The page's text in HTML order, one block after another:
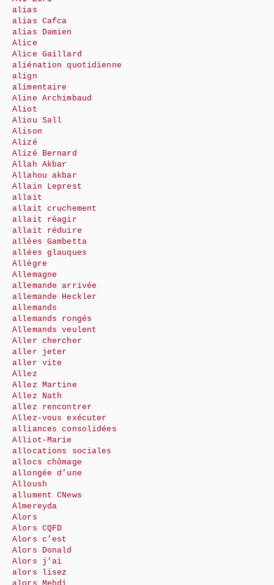
alias
alias Cafca
alias Damien
Alice
Alice Gaillard
aliénation quotidienne
align
alimentaire
Aline Archimbaud
Aliot
Aliou Sall
Alison
Alizé
Alizé Bernard
Allah Akbar
Allahou akbar
Allain Leprest
allait
allait cruchement
allait réagir
allait réduire
allées Gambetta
allées glauques
Allègre
Allemagne
allemande arrivée
allemande Heckler
allemands
allemands rongés
Allemands veulent
Aller chercher
aller jeter
aller vite
Allez
Allez Martine
Allez Nath
allez rencontrer
Allez-vous exécuter
alliances consolidées
Alliot-Marie
allocations sociales
allocs chômage
allongée d’une
Alloush
allument CNews
Almereyda
Alors
Alors CQFD
Alors c’est
Alors Donald
Alors j’ai
alors lisez